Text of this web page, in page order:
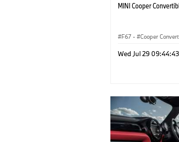
MINI Cooper
F67 · Cooper
Wed Jul 29